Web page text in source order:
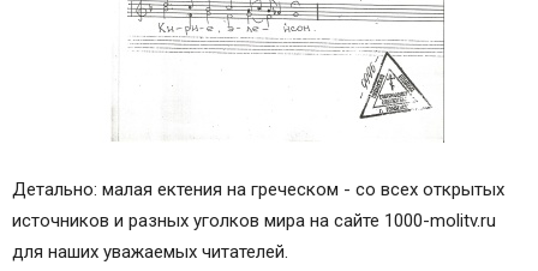
Детально: малая ектения на греческом - со всех открытых
источников и разных уголков мира на сайте 1000-molitv.ru
для наших уважаемых читателей.